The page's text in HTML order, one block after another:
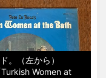
。（左から）
Turkish Women at